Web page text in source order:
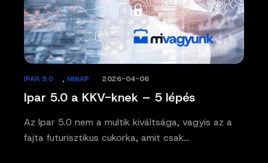
Ipar 5.0 a KKV-knek – 5 lépés
IPAR 5.0 , MINAP 2026-04-06
Az Ipar 5.0 nem a multik kiváltsága, vagyis az a
fajta futurisztikus cukorka, amit csak…